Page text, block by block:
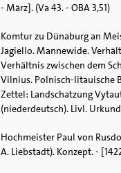
- März]. (Va 43. - OBA 3,51)
Komtur zu Dünaburg an
Jagiello. Mannewide.
Verhältnis zwischen dem
Vilnius. Polnisch-litauische
Zettel: Landschatzung
(niederdeutsch). Livl.
Hochmeister Paul von
A. Liebstadt). Konzept. -